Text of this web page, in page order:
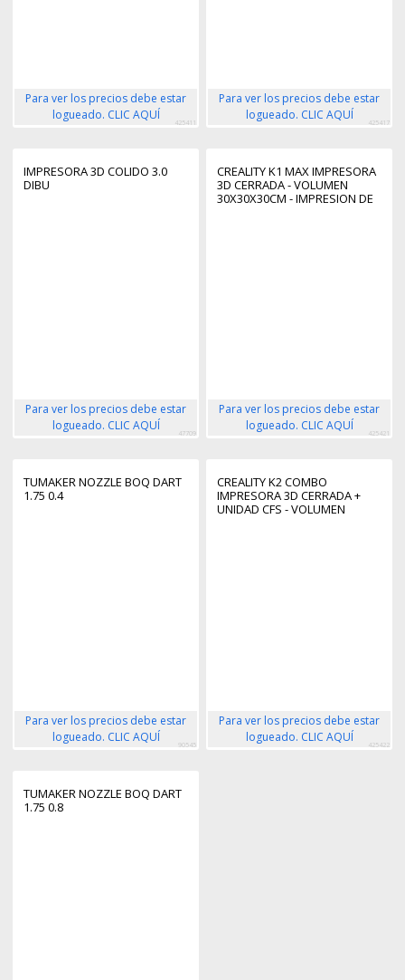
Para ver los precios debe estar
logueado. CLIC AQUÍ
425411
Para ver los precios debe estar
logueado. CLIC AQUÍ
425417
IMPRESORA 3D COLIDO 3.0
DIBU
Para ver los precios debe estar
logueado. CLIC AQUÍ
47709
CREALITY K1 MAX IMPRESORA
3D CERRADA - VOLUMEN
30X30X30CM - IMPRESION DE
Para ver los precios debe estar
logueado. CLIC AQUÍ
425421
TUMAKER NOZZLE BOQ DART
1.75 0.4
Para ver los precios debe estar
logueado. CLIC AQUÍ
90545
CREALITY K2 COMBO
IMPRESORA 3D CERRADA +
UNIDAD CFS - VOLUMEN
Para ver los precios debe estar
logueado. CLIC AQUÍ
425422
TUMAKER NOZZLE BOQ DART
1.75 0.8